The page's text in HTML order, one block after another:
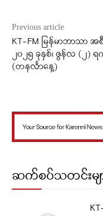
Previous article
KT-FM မြန်မာဘာသာ
၂၀၂၅ ခုနှစ်၊ ဇွန်လ (၂) ရ
(တနင်္လာနေ့)
ဆက်စပ်သတင်းမျ